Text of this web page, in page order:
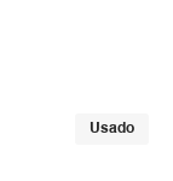
Usado